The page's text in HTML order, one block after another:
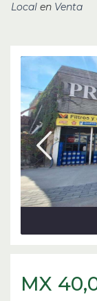
Local en Venta
MX